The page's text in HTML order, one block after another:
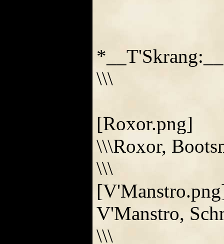
*__T'Skrang:__
\\\
[Roxor.png]
\\\Roxor,
\\\
V'Manstro,
\\\